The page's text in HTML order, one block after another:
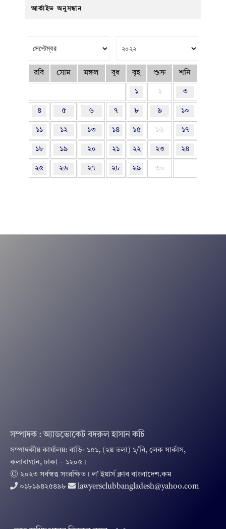
আর্কাইভ অনুসন্ধান
রবি সোম মঙ্গল বুধ বৃহ শুক্র শনি
১ ২ ৩
৪ ৫ ৬ ৭ ৮ ৯ ১০
১১ ১২ ১৩ ১৪ ১৫ ১৬ ১৭
১৮ ১৯ ২০ ২১ ২২ ২৩ ২৪
২৫ ২৬ ২৭ ২৮ ২৯ ৩০
সম্পাদক : অ্যাডভোকেট বদরুল হাসান কচি
সম্পাদকীয় কার্যালয়: বাড়ি- ১৫১, (২য় তলা) ১/বি, লেক সার্কাস,
কলাবাগান, ঢাকা – ১২০৫।
© ২০২৩ সর্বস্বত্ব সংরক্ষিত । ল’ ইয়ার্স ক্লাব বাংলাদেশ.কম
০১৮১৯৪২৫৪৯৮
lawyersclubbangladesh@yahoo.com